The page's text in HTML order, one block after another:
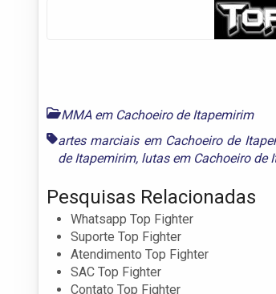
MMA em Cachoeiro de Itapemirim
artes marciais em Cachoeiro de
de Itapemirim, lutas em Cachoeiro de
Pesquisas Relacionadas
Whatsapp Top Fighter
Suporte Top Fighter
Atendimento Top Fighter
SAC Top Fighter
Contato Top Fighter